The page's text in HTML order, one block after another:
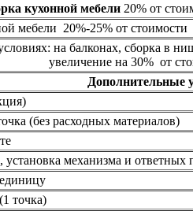
кухонной мебели20% от
мебели 20%-25% от стоимости
на балконах, сборка в
увеличение на 30% от
Дополнительные
(без расходных материалов)
установка механизма и ответных
точка)